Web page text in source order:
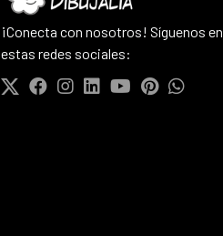
¡Conecta con nosotros! Síguenos en
estas redes sociales: